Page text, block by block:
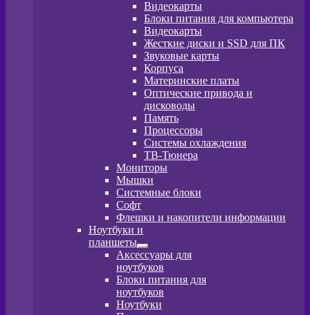
вложенное
меню
Видеокарты
Блоки питания для компьютера
Видеокарты
Жесткие диски и SSD для ПК
Звуковые карты
Корпуса
Материнские платы
Оптические привода и
дисководы
Память
Процессоры
Системы охлаждения
ТВ-Тюнера
Мониторы
Мышки
Системные блоки
Софт
Флешки и накопители информации
Ноутбуки и
планшеты
Развернутое
вложенное
меню
Аксессуары для
ноутбуков
Блоки питания для
ноутбуков
Ноутбуки